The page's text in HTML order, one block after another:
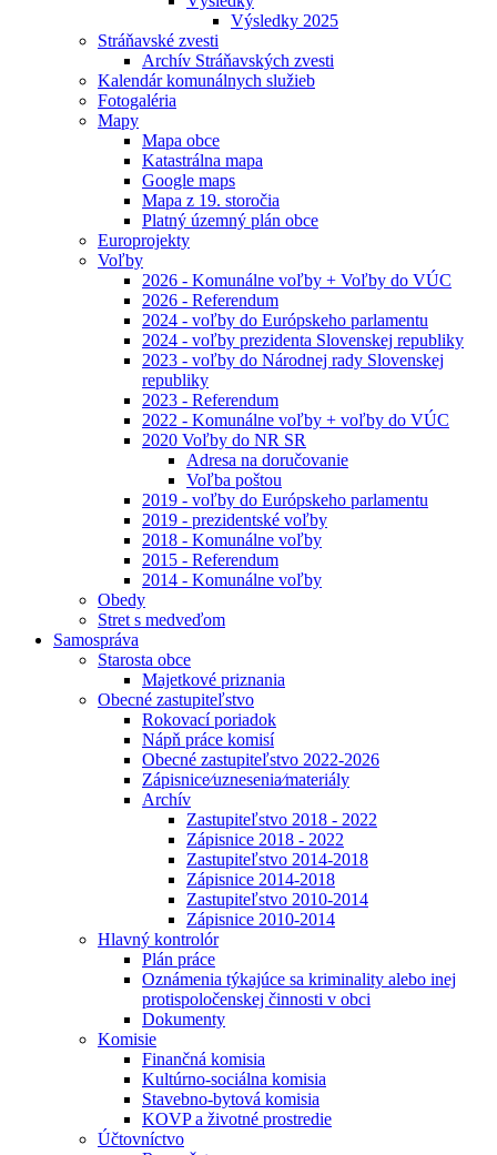
Výsledky 2025
Stráňavské zvesti
Archív Stráňavských zvesti
Kalendár komunálnych služieb
Fotogaléria
Mapy
Mapa obce
Katastrálna mapa
Google maps
Mapa z 19. storočia
Platný územný plán obce
Europrojekty
Voľby
2026 - Komunálne voľby + Voľby do VÚC
2026 - Referendum
2024 - voľby do Európskeho parlamentu
2024 - voľby prezidenta Slovenskej republiky
2023 - voľby do Národnej rady Slovenskej
republiky
2023 - Referendum
2022 - Komunálne voľby + voľby do VÚC
2020 Voľby do NR SR
Adresa na doručovanie
Voľba poštou
2019 - voľby do Európskeho parlamentu
2019 - prezidentské voľby
2018 - Komunálne voľby
2015 - Referendum
2014 - Komunálne voľby
Obedy
Stret s medveďom
Samospráva
Starosta obce
Majetkové priznania
Obecné zastupiteľstvo
Rokovací poriadok
Nápň práce komisí
Obecné zastupiteľstvo 2022-2026
Zápisnice⁄uznesenia⁄materiály
Archív
Zastupiteľstvo 2018 - 2022
Zápisnice 2018 - 2022
Zastupiteľstvo 2014-2018
Zápisnice 2014-2018
Zastupiteľstvo 2010-2014
Zápisnice 2010-2014
Hlavný kontrolór
Plán práce
Oznámenia týkajúce sa kriminality alebo inej
protispoločenskej činnosti v obci
Dokumenty
Komisie
Finančná komisia
Kultúrno-sociálna komisia
Stavebno-bytová komisia
KOVP a životné prostredie
Účtovníctvo